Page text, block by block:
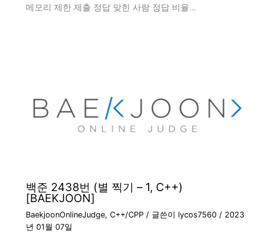
메모리 제한 제출 정답 맞힌 사람 정답 비율…
백준 2438번 (별 찍기 – 1, C++)
[BAEKJOON]
BaekjoonOnlineJudge, C++/CPP/ 글쓴이 lycos7560 / 2023
년 01월 07일